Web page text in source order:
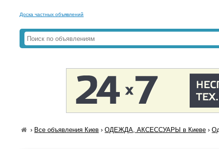
Доска частных объявлений
› Все объявления Киев ›ОДЕЖДА, АКСЕССУАРЫ в Киеве ›